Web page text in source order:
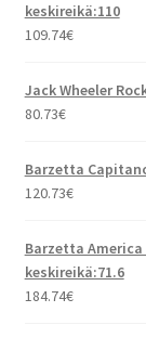
keskireikä:110
109.74€
Jack Wheeler
80.73€
Barzetta
120.73€
Barzetta America
keskireikä:71.6
184.74€